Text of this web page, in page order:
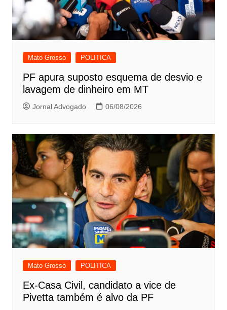
Mato Grosso POLITICA
PF apura suposto esquema de desvio e
lavagem de dinheiro em MT
Jornal Advogado 06/08/2026
Mato Grosso POLITICA
Ex-Casa Civil, candidato a vice de
Pivetta também é alvo da PF